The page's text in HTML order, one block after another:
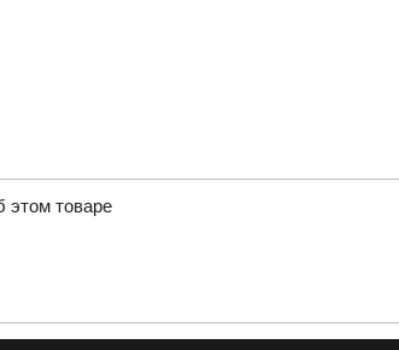
этом товаре